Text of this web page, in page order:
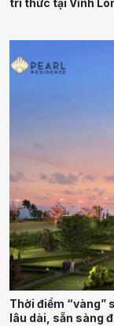
tri thức tại Vĩnh
Thời điểm “vàng”
lâu dài, sẵn sàng